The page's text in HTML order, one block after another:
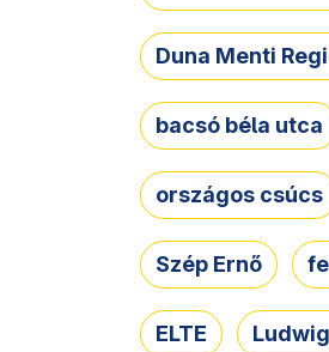
Duna Menti
bacsó béla utca
országos csúcs
Szép Ernő
ELTE